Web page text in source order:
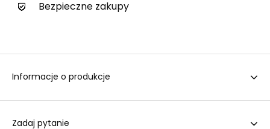
Bezpieczne zakupy
Informacje o produkcje
Zadaj pytanie